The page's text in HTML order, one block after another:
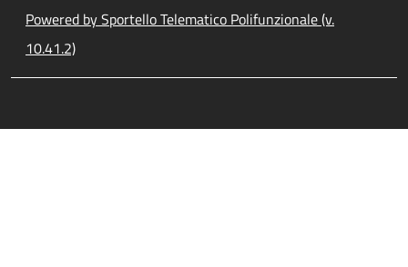
Powered by Sportello Telematico Polifunzionale (v.
10.41.2)